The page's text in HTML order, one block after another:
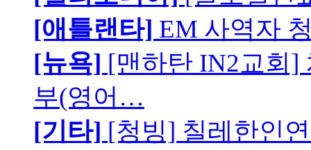
[애틀랜타] EM 사역자
[뉴욕] [맨하탄 IN2교회]
부(영어…
[기타] [청빙] 칠레한인